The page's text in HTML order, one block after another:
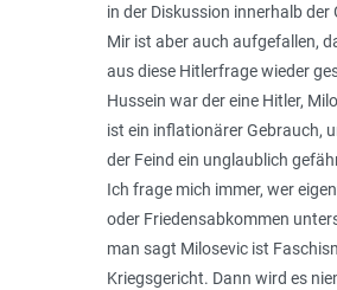
in der Diskussion innerhalb
Mir ist aber auch aufgefallen,
aus diese Hitlerfrage wieder
Hussein war der eine Hitler,
ist ein inflationärer Gebrauch,
der Feind ein unglaublich
Ich frage mich immer, wer
oder Friedensabkommen
man sagt Milosevic ist
Kriegsgericht. Dann wird es